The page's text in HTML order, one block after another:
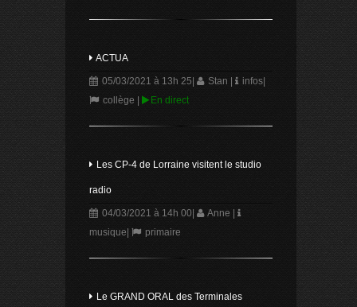
ACTUA
05/03/2021 à 13h 25 Stan infos|
collège
En direct
Les CP-4 de Lorraine visitent le studio
radio
04/03/2021 à 14h 00| Anne
musique
primaire
Le GRAND ORAL des Terminales